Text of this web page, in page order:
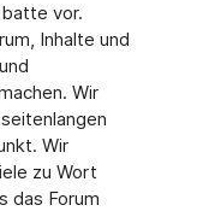
vor.
Inhalte und
Wir
Wir
zu Wort
das Forum